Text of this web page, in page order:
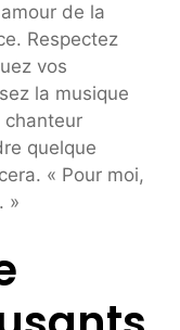
de la
Respectez
vos
la musique
chanteur
quelque
« Pour moi,
»